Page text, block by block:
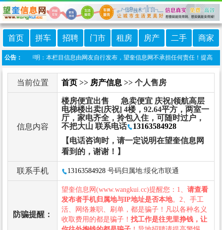
首页 拼车 招聘 门市 租房 房产 二手 商家
公告：
港 免责声明：本栏目信息由网友自行发布，望奎信息网不承担任何责任！提高警
当前位置 首页 >> 房产信息 >> 个人售房
信息内容
楼房便宜出售 急卖便宜 庆祝]领航高层
电梯楼出卖[庆祝] 4楼，92.64平方，两室一
厅，家电齐全，拎包入住，可随时过户，
不把大山 联系电话
13163584928
【电话咨询时，请一定说明在望奎信息网
看到的，谢谢！】
联系手机 13163584928 号码归属地:绥化市联通
防骗提醒：
望奎信息网(www.wangkui.cc)提醒您：1、 请查看
发布者手机归属地与IP地址是否本地。2、手工
活、网络兼职、刷单，都是骗子！凡以各种名义
收取费用的都是骗子！ 找工作是往兜里挣钱，让